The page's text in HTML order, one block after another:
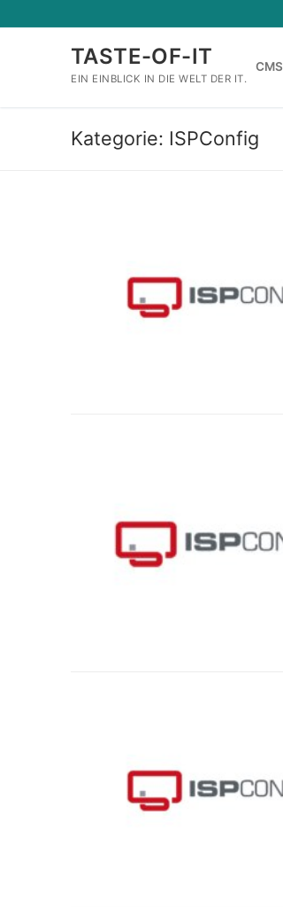
Inhalt
TASTE-OF-IT
EIN EINBLICK IN DIE WELT DER IT.
CMS
Kategorie: ISPConfig